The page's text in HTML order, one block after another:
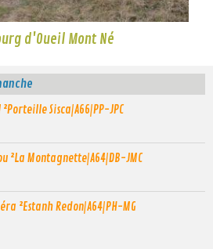
d'Oueil Mont Né
Sisca|A66|PP-JPC
²La Montagnette|A64|DB-JMC
²Estanh Redon|A64|PH-MG